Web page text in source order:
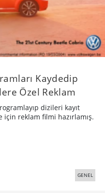
Kaydedip
Özel Reklam
dizileri kayıt
reklam filmi hazırlamış.
GENEL